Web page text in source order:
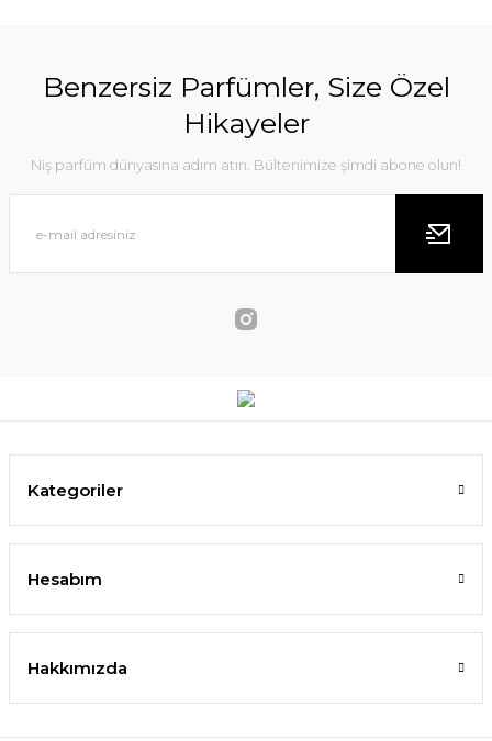
Benzersiz Parfümler, Size Özel
Hikayeler
Niş parfüm dünyasına adım atın. Bültenimize şimdi abone olun!
Kategoriler
Hesabım
Hakkımızda